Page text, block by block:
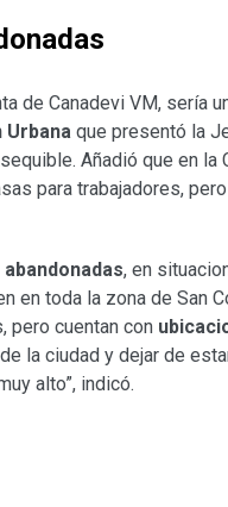
de Canadevi VM, sería
que presentó la
Añadió que en la
para trabajadores,
abandonadas, en
en toda la zona de San
pero cuentan con
la ciudad y dejar de
alto”, indicó.